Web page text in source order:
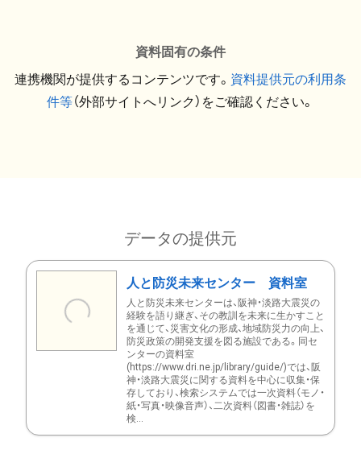
資料固有の条件
連携機関が提供するコンテンツです。 資料提供元の利用条
件等（外部サイトへリンク）をご確認ください。
データの提供元
人と防災未来センター 資料室
人と防災未来センターは、阪神・淡路大震災の
経験を語り継ぎ、その教訓を未来に生かすこと
を通じて、災害文化の形成、地域防災力の向上、
防災政策の開発支援を図る施設である。同セ
ンターの資料室
(https://www.dri.ne.jp/library/guide/)では、阪
神・淡路大震災に関する資料を中心に収集・保
存しており、検索システムでは一次資料（モノ・
紙・写真・映像音声）、二次資料（図書・雑誌）を
検...